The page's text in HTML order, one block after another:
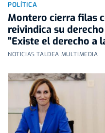
POLÍTICA
Montero cierra filas
reivindica su
"Existe el derecho a
NOTICIAS TALDEA MULTIMEDIA